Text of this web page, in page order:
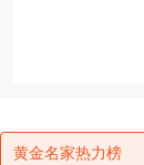
黄金名家热力榜